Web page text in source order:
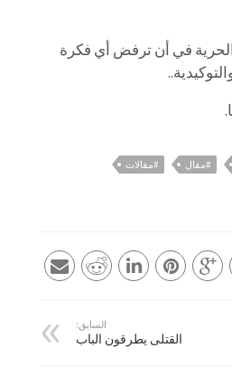
في أن ترفض أي فكرة
#مقال
#مقالات
السابق:
القتلى يطرقون الباب